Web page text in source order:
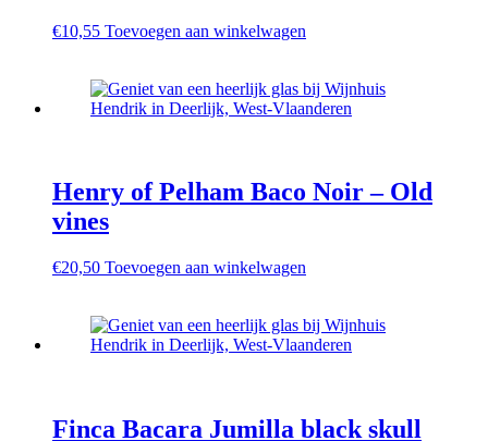
€10,55 Toevoegen aan winkelwagen
Henry of Pelham Baco Noir – Old
vines
€20,50 Toevoegen aan winkelwagen
Finca Bacara Jumilla black skull